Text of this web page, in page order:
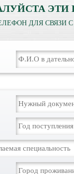
ЭТИ
ДЛЯ СВЯЗИ